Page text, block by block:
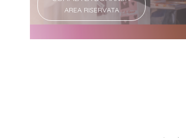
AREA RISERVATA